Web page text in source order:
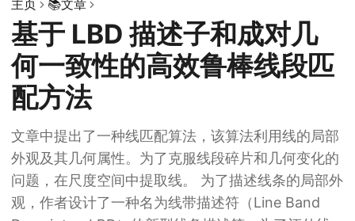
主页 📚文章
基于 LBD 描述子和成对几
何一致性的高效鲁棒线段匹
配方法
文章中提出了一种线匹配算法，该算法利用线的局部
外观及其几何属性。为了克服线段碎片和几何变化的
问题，在尺度空间中提取线。 为了描述线条的局部外
观，作者设计了一种名为线带描述符（Line Band